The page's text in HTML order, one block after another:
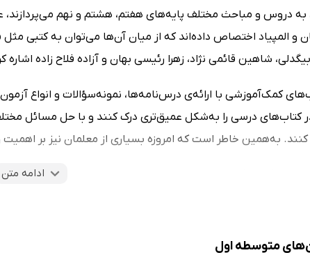
دروس و مباحث مختلف پایه‌های هفتم، هشتم و نهم می‌پردازند،
و المپیاد اختصاص داده‌اند که از میان آن‌ها می‌توان به کتبی
شاهین قائمی نژاد، زهرا رئیسی بهان و آزاده فلاح زاده اشاره
کمک‌آموزشی با ارائه‌ی درس‌نامه‌ها، نمونه‌سؤالات و انواع
کتاب‌های درسی را به‌شکل عمیق‌تری درک کنند و با حل مسائل مختلف
به‌همین خاطر است که امروزه بسیاری از معلمان نیز بر اهمیت
تنوع و گستردگی کتاب‌های کمک‌درسی متوسطه اول، کتابراه برای
مراجعه کنید.
ادامه متن
متوسطه اول